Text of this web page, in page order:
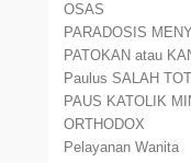
OSAS
PARADOSIS
PATOKAN atau
Paulus SALAH
PAUS KATOLIK
ORTHODOX
Pelayanan Wanita